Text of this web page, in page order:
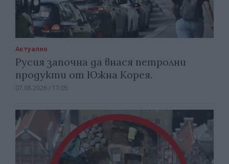
Актуално
Русия започна да внася петролни
продукти от Южна Корея.
07.08.2026 / 17:05